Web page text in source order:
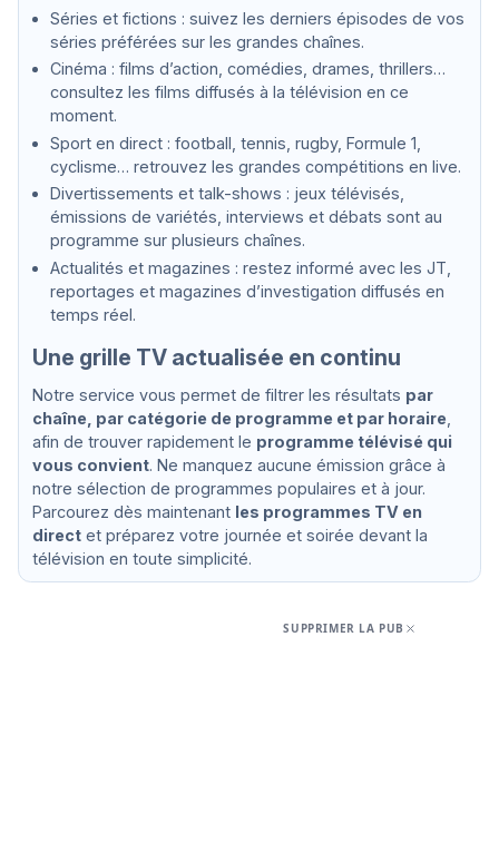
a
y
,
A
r
i
e
S
h
e
p
p
Séries et fictions : suivez les derniers épisodes de vos
séries préférées sur les grandes chaînes.
Cinéma : films d’action, comédies, drames, thrillers…
consultez les films diffusés à la télévision en ce
moment.
Sport en direct : football, tennis, rugby, Formule 1,
cyclisme… retrouvez les grandes compétitions en live.
Divertissements et talk-shows : jeux télévisés,
émissions de variétés, interviews et débats sont au
programme sur plusieurs chaînes.
Actualités et magazines : restez informé avec les JT,
reportages et magazines d’investigation diffusés en
temps réel.
Une grille TV actualisée en continu
Notre service vous permet de filtrer les résultats par
chaîne, par catégorie de programme et par horaire
afin de trouver rapidement le programme télévisé qui
vous convient. Ne manquez aucune émission grâce à
notre sélection de programmes populaires et à jour.
Parcourez dès maintenant les programmes TV en
directet préparez votre journée et soirée devant la
télévision en toute simplicité.
SUPPRIMER LA PUB